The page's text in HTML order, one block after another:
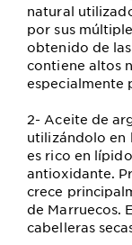
natural
por sus
obtenido de
contiene altos
especialmente
2- Aceite de
utilizándolo en
es rico en
antioxidante.
crece
de Marruecos.
cabelleras